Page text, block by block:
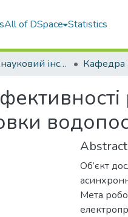
All of DSpace Statistics
Навчально-науковий інститут автоматики та електротехніки (ННІАЕ) Кафедра
Abstract
Об’єкт
Мета